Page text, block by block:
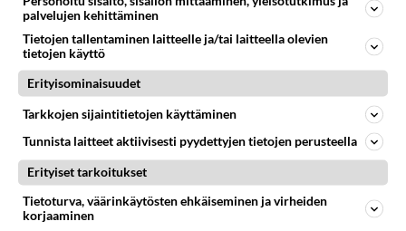
🔞💋❤️💋❤️💋🔞💋❤️💋❤️💋🔞
Äänestä
Ketjusta on poistettu 3 sääntöjenvastaista viestiä.
palvelujen kehittäminen
Tietojen tallentaminen laitteelle ja/tai laitteella olevien
tietojen käyttö
Erityisominaisuudet
Tarkkojen sijaintitietojen käyttäminen
Tunnista laitteet aktiivisesti pyydettyjen tietojen perusteella
Erityiset tarkoitukset
Tietoturva, väärinkäytösten ehkäiseminen ja virheiden
korjaaminen